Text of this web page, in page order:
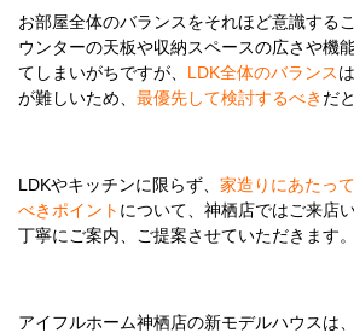
お部屋全体のバランスをそれほど意識する
ウンターの天板や収納スペースの広さや機
てしまいがちですが、 LDK全体のバランス
が難しいため、 最優先して検討するべき だ
LDKやキッチンに限らず、 家造りにあたっ
べきポイント について、神栖店ではご来店
丁寧にご案内、ご提案させていただきます。
アイフルホーム神栖店の新モデルハウスは